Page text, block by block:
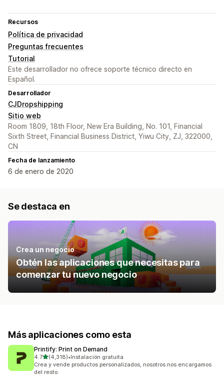
Recursos
Política de privacidad
Preguntas frecuentes
Tutorial
Este desarrollador no ofrece soporte técnico directo en
Español.
Desarrollador
CJDropshipping
Sitio web
Room 1809, 18th Floor, New Era Building, No. 101, Financial
Sixth Street, Financial Business District, Yiwu City, ZJ, 322000,
CN
Fecha de lanzamiento
6 de enero de 2020
Se destaca en
Crea un negocio
Obtén las aplicaciones que necesitas para
comenzar tu nuevo negocio
Más aplicaciones como esta
Printify: Print on Demand
4.7de 5 estrellas
(4,318)
4318 reseñas en total
•Instalación gratuita
Crea y vende productos personalizados, nosotros nos encargamos
del resto.